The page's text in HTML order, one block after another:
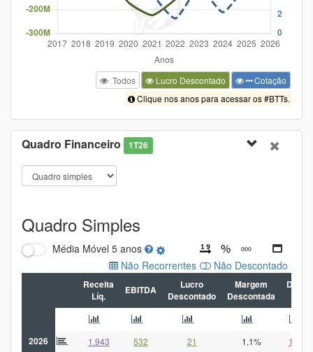
Todos Lucro Descontado
Cotação
Clique nos anos para acessar os #BTTs.
Quadro Financeiro 1T26
Quadro Simples
Média Móvel 5 anos
Não Descontado
Não Recorrentes
Receita
Líq.
EBITDA
Lucro
Descontado
Margem
Descontada
Dívida
2026 1.943 532 21 1,1% 1.258